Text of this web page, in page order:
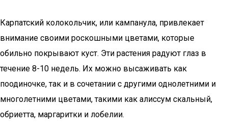
Карпатский колокольчик, или кампанула, привлекает
внимание своими роскошными цветами, которые
обильно покрывают куст. Эти растения радуют глаз в
течение 8-10 недель. Их можно высаживать как
поодиночке, так и в сочетании с другими однолетними и
многолетними цветами, такими как алиссум скальный,
обриетта, маргаритки и лобелии.